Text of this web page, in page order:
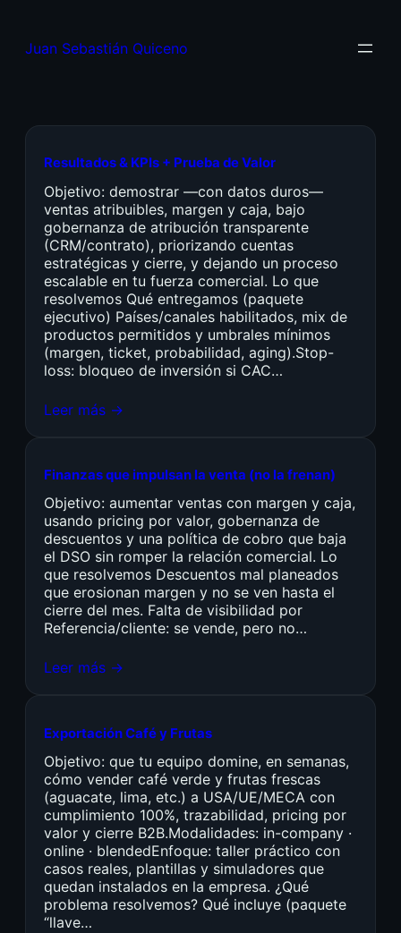
Juan Sebastián Quiceno
Resultados & KPIs + Prueba de Valor
Objetivo: demostrar —con datos duros—
ventas atribuibles, margen y caja, bajo
gobernanza de atribución transparente
(CRM/contrato), priorizando cuentas
estratégicas y cierre, y dejando un proceso
escalable en tu fuerza comercial. Lo que
resolvemos Qué entregamos (paquete
ejecutivo) Países/canales habilitados, mix de
productos permitidos y umbrales mínimos
(margen, ticket, probabilidad, aging).Stop-
loss: bloqueo de inversión si CAC…
Leer más →
Finanzas que impulsan la venta (no la frenan)
Objetivo: aumentar ventas con margen y caja,
usando pricing por valor, gobernanza de
descuentos y una política de cobro que baja
el DSO sin romper la relación comercial. Lo
que resolvemos Descuentos mal planeados
que erosionan margen y no se ven hasta el
cierre del mes. Falta de visibilidad por
Referencia/cliente: se vende, pero no…
Leer más →
Exportación Café y Frutas
Objetivo: que tu equipo domine, en semanas,
cómo vender café verde y frutas frescas
(aguacate, lima, etc.) a USA/UE/MECA con
cumplimiento 100%, trazabilidad, pricing por
valor y cierre B2B.Modalidades: in-company ·
online · blendedEnfoque: taller práctico con
casos reales, plantillas y simuladores que
quedan instalados en la empresa. ¿Qué
problema resolvemos? Qué incluye (paquete
“llave…